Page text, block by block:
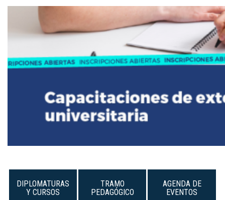
DIPLOMATURAS
Y CURSOS
TRAMO
PEDAGÓGICO
AGENDA DE
EVENTOS